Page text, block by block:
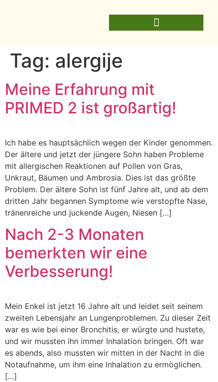
Tag: alergije
Meine Erfahrung mit
PRIMED 2 ist großartig!
Ich habe es hauptsächlich wegen der Kinder genommen.
Der ältere und jetzt der jüngere Sohn haben Probleme
mit allergischen Reaktionen auf Pollen von Gras,
Unkraut, Bäumen und Ambrosia. Dies ist das größte
Problem. Der ältere Sohn ist fünf Jahre alt, und ab dem
dritten Jahr begannen Symptome wie verstopfte Nase,
tränenreiche und juckende Augen, Niesen […]
Nach 2-3 Monaten
bemerkten wir eine
Verbesserung!
Mein Enkel ist jetzt 16 Jahre alt und leidet seit seinem
zweiten Lebensjahr an Lungenproblemen. Zu dieser Zeit
war es wie bei einer Bronchitis, er würgte und hustete,
und wir mussten ihn immer Inhalation bringen. Oft war
es abends, also mussten wir mitten in der Nacht in die
Notaufnahme, um ihm eine Inhalation zu ermöglichen.
[…]